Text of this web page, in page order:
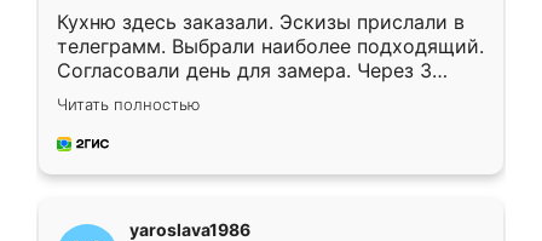
Кухню здесь заказали. Эскизы прислали в
телеграмм. Выбрали наиболее подходящий.
Согласовали день для замера. Через 3
недели кухня была уже готова. Остались
довольны работой. Спасибо Ренессанс
мебель за качественную работу!
Читать полностью
yaroslava1986